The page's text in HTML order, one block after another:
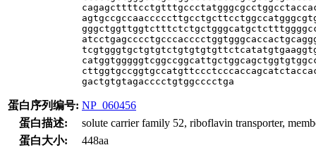
gactgtgtagacccctgtggcccctga
蛋白序列编号: NP_060456
蛋白描述:
solute carrier family 52, riboflavin transporter,
蛋白大小:
448aa